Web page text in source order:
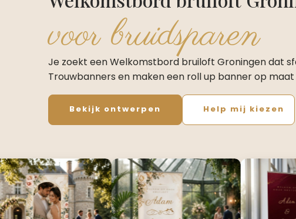
voor bruidsparen
Je zoekt een Welkomstbord bruiloft Groningen dat
Trouwbanners en maken een roll up banner op maat
Bekijk ontwerpen Help mij kiezen